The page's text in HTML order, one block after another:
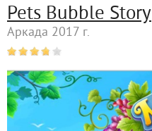
Pets Bubble Story
Аркада 2017 г.